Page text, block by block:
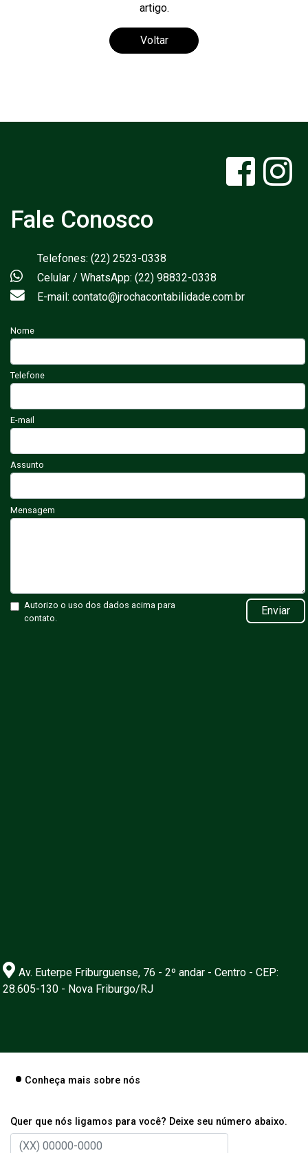
artigo.
Voltar
Fale Conosco
Telefones: (22) 2523-0338
Celular / WhatsApp: (22) 98832-0338
E-mail: contato@jrochacontabilidade.com.br
Nome
Telefone
E-mail
Assunto
Mensagem
Autorizo o uso dos dados acima para
contato.
Enviar
Av. Euterpe Friburguense, 76 - 2º andar - Centro - CEP:
28.605-130 - Nova Friburgo/RJ
Conheça mais sobre nós
Quer que nós ligamos para você? Deixe seu número abaixo.